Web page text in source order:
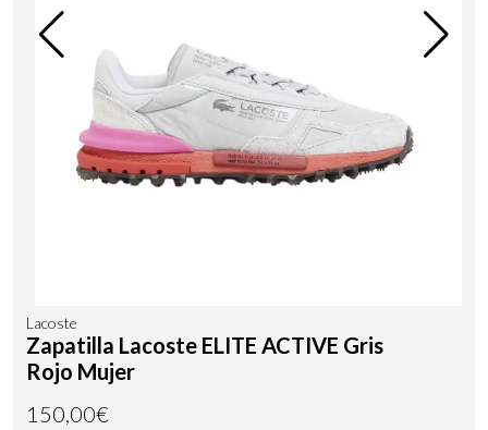
Lacoste
Zapatilla Lacoste ELITE ACTIVE Gris
Rojo Mujer
150,00€